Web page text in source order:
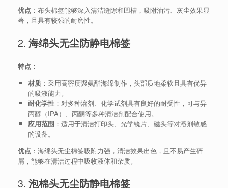
优点 ：布头棉签能够深入清洁缝隙和凹槽，吸附油污、灰尘效果显
著，且具有较强的耐磨性。
2. 海绵头无尘防静电棉签
特点：
材质：采用高密度聚氨酯海绵制作，头部质地柔软且具有优异
的吸液能力。
耐化学性：对多种溶剂、化学试剂具有良好的耐受性，可与异
丙醇（IPA）、丙酮等多种清洁剂配合使用。
应用范围 ：适用于清洁打印头、光学镜片、磁头等对溶剂敏感
的设备。
优点 ：海绵头无尘棉签吸附力强，清洁效果出色，且不易产生碎
屑，能够在清洁过程中吸收液体和杂质。
3. 泡棉头无尘防静电棉签